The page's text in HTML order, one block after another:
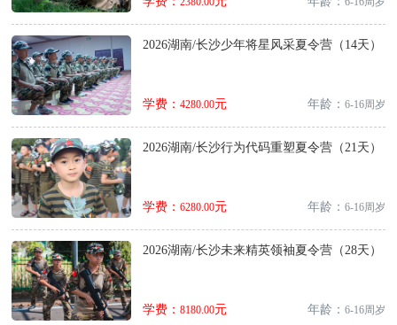
2026湖南/长沙少年将星风采夏令营（14天）
学费： 4280.00元 年龄： 6-16周岁
2026湖南/长沙行为代码重塑夏令营（21天）
学费： 6280.00元 年龄： 6-16周岁
2026湖南/长沙未来精英领袖夏令营（28天）
学费： 8180.00元 年龄： 6-16周岁